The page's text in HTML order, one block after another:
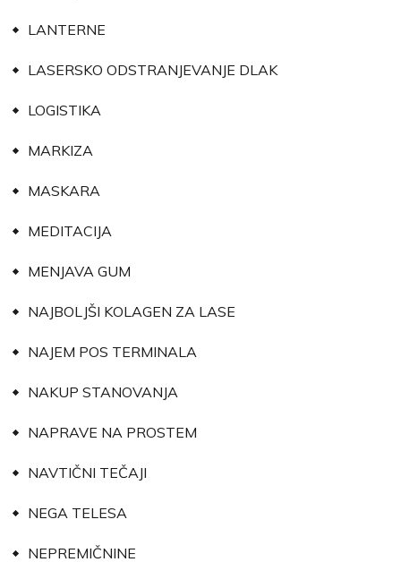
LANTERNE
LASERSKO ODSTRANJEVANJE DLAK
LOGISTIKA
MARKIZA
MASKARA
MEDITACIJA
MENJAVA GUM
NAJBOLJŠI KOLAGEN ZA LASE
NAJEM POS TERMINALA
NAKUP STANOVANJA
NAPRAVE NA PROSTEM
NAVTIČNI TEČAJI
NEGA TELESA
NEPREMIČNINE